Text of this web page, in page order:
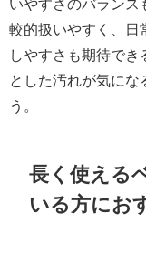
いやすさのバランス
較的扱いやすく、日
しやすさも期待で
とした汚れが気にな
う。
長く使える
いる方にお